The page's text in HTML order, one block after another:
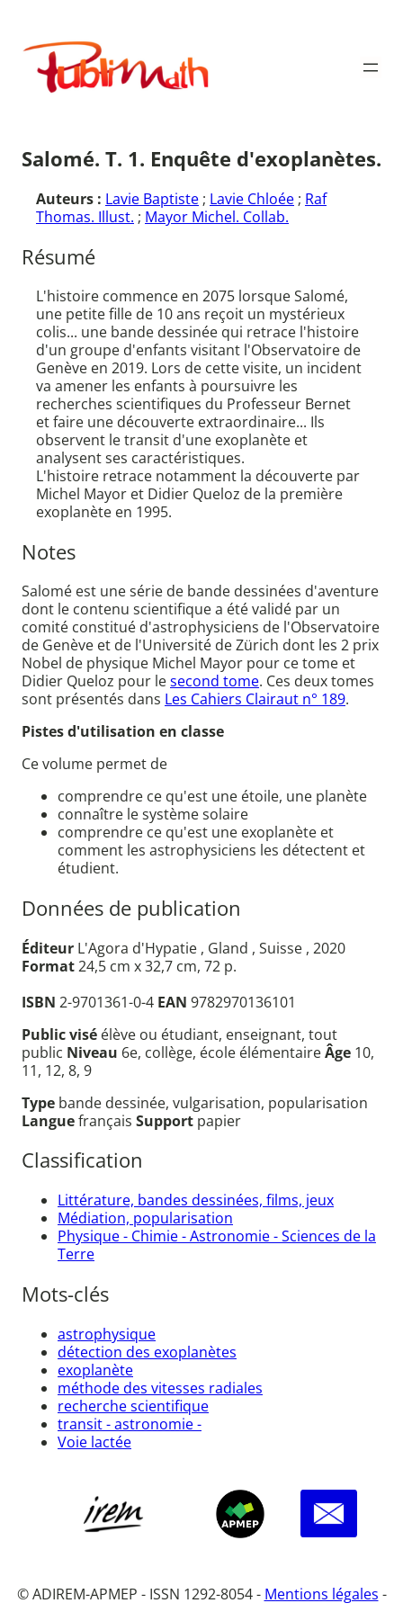
contenu
Publimath
Salomé. T. 1. Enquête d'exoplanètes.
Auteurs : Lavie Baptiste ; Lavie Chloée ; Raf
Thomas. Illust. ; Mayor Michel. Collab.
Résumé
L'histoire commence en 2075 lorsque Salomé,
une petite fille de 10 ans reçoit un mystérieux
colis... une bande dessinée qui retrace l'histoire
d'un groupe d'enfants visitant l'Observatoire de
Genève en 2019. Lors de cette visite, un incident
va amener les enfants à poursuivre les
recherches scientifiques du Professeur Bernet
et faire une découverte extraordinaire... Ils
observent le transit d'une exoplanète et
analysent ses caractéristiques.
L'histoire retrace notamment la découverte par
Michel Mayor et Didier Queloz de la première
exoplanète en 1995.
Notes
Salomé est une série de bande dessinées d'aventure
dont le contenu scientifique a été validé par un
comité constitué d'astrophysiciens de l'Observatoire
de Genève et de l'Université de Zürich dont les 2 prix
Nobel de physique Michel Mayor pour ce tome et
Didier Queloz pour lesecond tome. Ces deux tomes
sont présentés dans Les Cahiers Clairaut n° 189.
Pistes d'utilisation en classe
Ce volume permet de
comprendre ce qu'est une étoile, une planète
connaître le système solaire
comprendre ce qu'est une exoplanète et
comment les astrophysiciens les détectent et
étudient.
Données de publication
Éditeur L'Agora d'Hypatie , Gland , Suisse , 2020
Format24,5 cm x 32,7 cm, 72 p.
ISBN 2-9701361-0-4 EAN 9782970136101
Public visé élève ou étudiant, enseignant, tout
public Niveau 6e, collège, école élémentaireÂge 10,
11, 12, 8, 9
Type bande dessinée, vulgarisation, popularisation
Languefrançais Support papier
Classification
Littérature, bandes dessinées, films, jeux
Médiation, popularisation
Physique - Chimie - Astronomie - Sciences de la
Terre
Mots-clés
astrophysique
détection des exoplanètes
exoplanète
méthode des vitesses radiales
recherche scientifique
transit - astronomie -
Voie lactée
© ADIREM-APMEP - ISSN 1292-8054 - Mentions légales -